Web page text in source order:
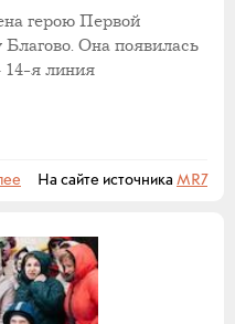
герою Первой
Она появилась
я линия
На сайте источника MR7